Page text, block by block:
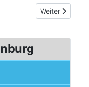
- Eine Einladung,
Nächster
Weiter